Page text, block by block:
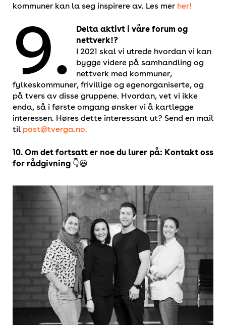
kommuner kan la seg inspirere av. Les mer her!
9.
Delta aktivt i våre forum og
nettverk!?
I 2021 skal vi utrede hvordan vi kan
bygge videre på samhandling og
nettverk med kommuner,
fylkeskommuner, frivillige og egenorganiserte, og
på tvers av disse gruppene. Hvordan, vet vi ikke
enda, så i første omgang ønsker vi å kartlegge
interessen. Høres dette interessant ut? Send en mail
til post@tverga.no.
10. Om det fortsatt er noe du lurer på: Kontakt oss
for rådgivning 👇😃